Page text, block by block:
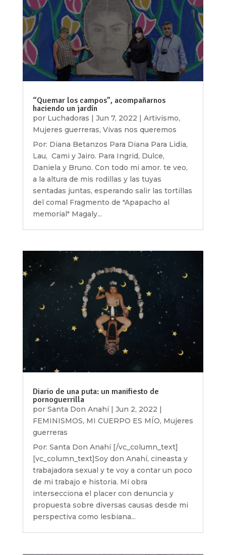
“Quemar los campos”, acompañarnos
haciendo un jardín
por Luchadoras | Jun 7, 2022 | Artivismo,
Mujeres guerreras, Vivas nos queremos
Por: Diana Betanzos Para Diana Para Lidia,
Lau, Cami y Jairo. Para Ingrid, Dulce,
Daniela y Bruno. Con todo mi amor. te veo,
a la altura de mis rodillas y las tuyas
sentadas juntas, esperando salir las tortillas
del comal Fragmento de "Apapacho al
memorial" Magaly...
Diario de una puta: un manifiesto de
pornoguerrilla
por Santa Don Anahí| Jun 2, 2022
FEMINISMOS, MI CUERPO ES MÍO, Mujeres
guerreras
Por: Santa Don Anahí [/vc_column_text]
[vc_column_text]Soy don Anahí, cineasta y
trabajadora sexual y te voy a contar un poco
de mi trabajo e historia. Mi obra
intersecciona el placer con denuncia y
propuesta sobre diversas causas desde mi
perspectiva como lesbiana...